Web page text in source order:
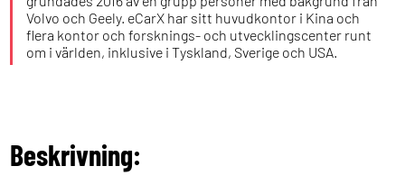
Volvo och Geely. eCarX har sitt huvudkontor i Kina och
flera kontor och forsknings- och utvecklingscenter runt
om i världen, inklusive i Tyskland, Sverige och USA.
Beskrivning: